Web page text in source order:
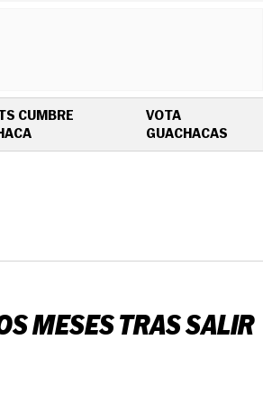
CUMBRE
OPENS IN NEW WINDOW
VOTA
GUACHACAS
MESES TRAS SALIR